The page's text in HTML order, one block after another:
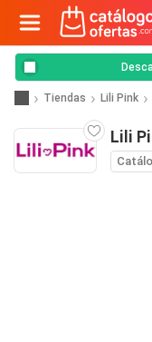
Tiendas Lili Pink
Lili